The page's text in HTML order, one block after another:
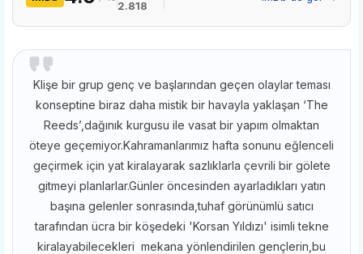
2.818
Klişe bir grup genç ve başlarından geçen olaylar teması
konseptine biraz daha mistik bir havayla yaklaşan ‘The
Reeds’,dağınık kurgusu ile vasat bir yapım olmaktan
öteye geçemiyor.Kahramanlarımız hafta sonunu eğlenceli
geçirmek için yat kiralayarak sazlıklarla çevrili bir gölete
gitmeyi planlarlar.Günler öncesinden ayarladıkları yatın
başına gelenler sonrasında,tuhaf görünümlü satıcı
tarafından ücra bir köşedeki 'Korsan Yıldızı' isimli tekne
kiralayabilecekleri mekana yönlendirilen gençlerin,bu